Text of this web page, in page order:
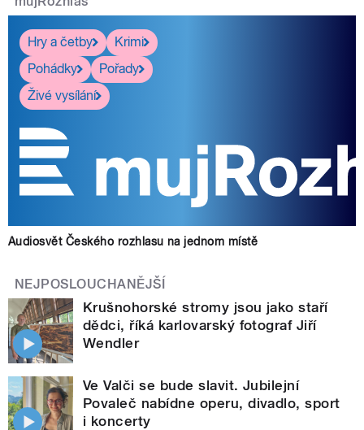
Hry a četby
Krimi
Pohádky
Pořady
Živé vysílání
Audiosvět Českého rozhlasu na jednom místě
NEJPOSLOUCHANĚJŠÍ
Krušnohorské stromy jsou jako staří
dědci, říká karlovarský fotograf Jiří
Wendler
Ve Valči se bude slavit. Jubilejní
Povaleč nabídne operu, divadlo, sport
i koncerty